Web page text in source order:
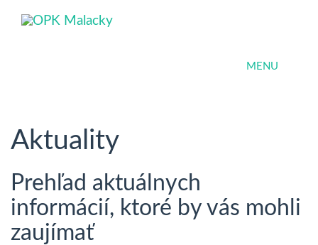
MENU
Aktuality
Prehľad aktuálnych
informácií, ktoré by vás mohli
zaujímať